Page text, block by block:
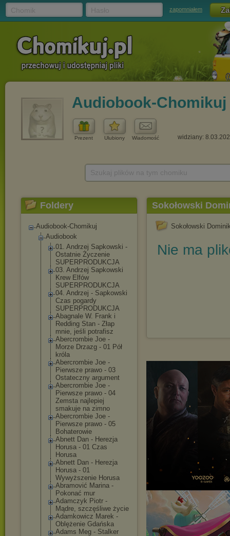
zapomniałem
Audiobook-Chomikuj
Prezent Ulubiony Wiadomość widziany:
Foldery
Audiobook-Chomikuj
Audiobook
01. Andrzej Sapkowski -
Ostatnie Życzenie
SUPERPRODUKCJA
03. Andrzej Sapkowski
Krew Elfów
SUPERPRODUKCJA
04. Andrzej - Sapkowski
Czas pogardy
SUPERPRODUKCJA
Abagnale W. Frank i
Redding Stan - Złap
mnie, jeśli potrafisz
Abercrombie Joe -
Morze Drzazg - 01 Pół
króla
Abercrombie Joe -
Pierwsze prawo - 03
Ostateczny argument
Abercrombie Joe -
Pierwsze prawo - 04
Zemsta najlepiej
smakuje na zimno
Abercrombie Joe -
Pierwsze prawo - 05
Bohaterowie
Abnett Dan - Herezja
Horusa - 01 Czas
Horusa
Abnett Dan - Herezja
Horusa - 01
Wywyższenie Horusa
Abramović Marina -
Pokonać mur
Adamczyk Piotr -
Mądre, szczęśliwe życie
Adamkowicz Marek -
Oblężenie Gdańska
Adams Meg - Stalker
Sokołowski
Sokołowski
Nie ma